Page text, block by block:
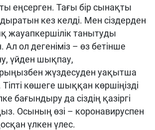
еңсерген. Тағы бір сынақты
кез келді. Мен сіздерден
жауапкершілік танытуды
ол дегеніміз – өз бетінше
үйден шықпау,
жүздесуден уақытша
Тіпті көшеге шыққан көршіңізді
бағындыру да сіздің қазіргі
Осының өзі – коронавируспен
үлкен үлес.